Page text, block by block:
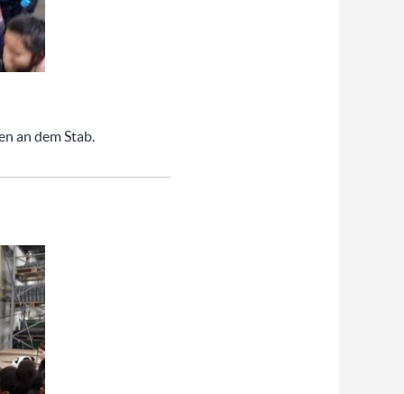
an dem Stab.